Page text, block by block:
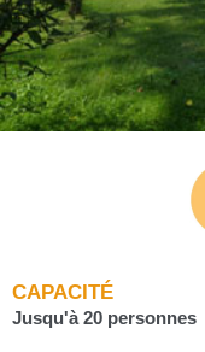
CAPACITÉ
Jusqu'à 20 personnes